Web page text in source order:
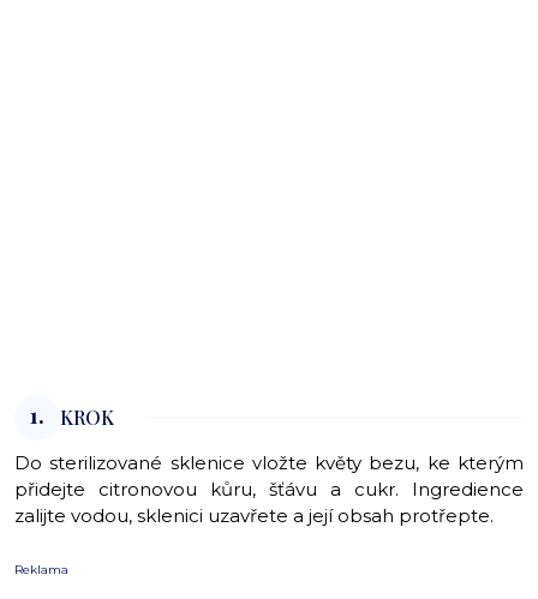
1. KROK
Do sterilizované sklenice vložte květy bezu, ke kterým
přidejte citronovou kůru, šťávu a cukr. Ingredience
zalijte vodou, sklenici uzavřete a její obsah protřepte.
Reklama